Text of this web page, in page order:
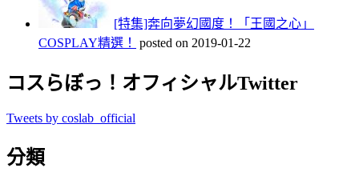
[特集]奔向夢幻國度！「王國之心」
COSPLAY精選！
posted on 2019-01-22
コスらぼっ！オフィシャルTwitter
Tweets by coslab_official
分類